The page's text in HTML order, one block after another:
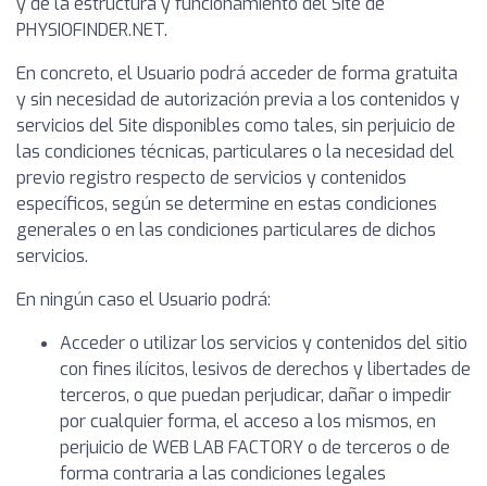
PHYSIOFINDER.NET.
En concreto, el Usuario podrá acceder de forma gratuita
y sin necesidad de autorización previa a los contenidos y
servicios del Site disponibles como tales, sin perjuicio de
las condiciones técnicas, particulares o la necesidad del
previo registro respecto de servicios y contenidos
específicos, según se determine en estas condiciones
generales o en las condiciones particulares de dichos
servicios.
En ningún caso el Usuario podrá:
Acceder o utilizar los servicios y contenidos del sitio
con fines ilícitos, lesivos de derechos y libertades de
terceros, o que puedan perjudicar, dañar o impedir
por cualquier forma, el acceso a los mismos, en
perjuicio de WEB LAB FACTORY o de terceros o de
forma contraria a las condiciones legales